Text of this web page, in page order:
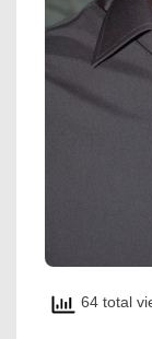
64 total